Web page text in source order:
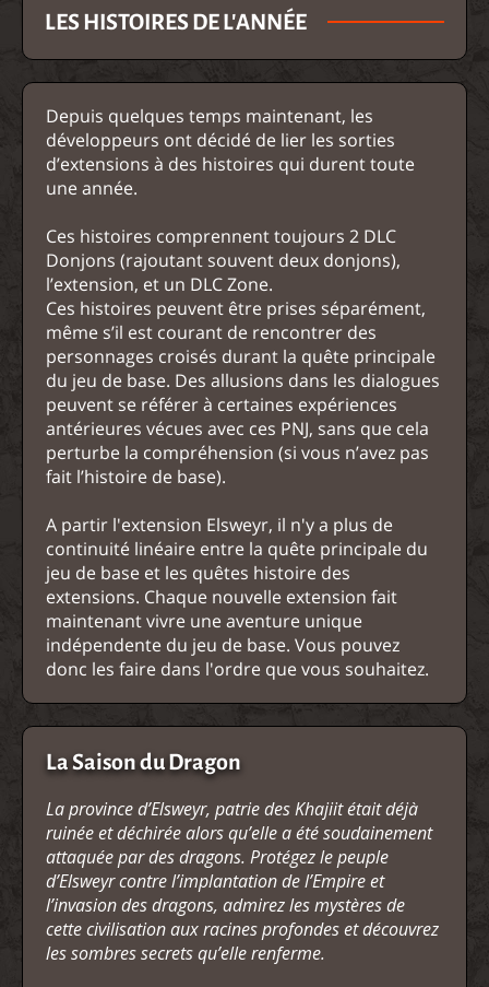
LES HISTOIRES DE L'ANNÉE
Depuis quelques temps maintenant, les
développeurs ont décidé de lier les sorties
d’extensions à des histoires qui durent toute
une année.
Ces histoires comprennent toujours 2 DLC
Donjons (rajoutant souvent deux donjons),
l’extension, et un DLC Zone.
Ces histoires peuvent être prises séparément,
même s’il est courant de rencontrer des
personnages croisés durant la quête principale
du jeu de base. Des allusions dans les dialogues
peuvent se référer à certaines expériences
antérieures vécues avec ces PNJ, sans que cela
perturbe la compréhension (si vous n’avez pas
fait l’histoire de base).
A partir l'extension Elsweyr, il n'y a plus de
continuité linéaire entre la quête principale du
jeu de base et les quêtes histoire des
extensions. Chaque nouvelle extension fait
maintenant vivre une aventure unique
indépendente du jeu de base. Vous pouvez
donc les faire dans l'ordre que vous souhaitez.
La Saison du Dragon
La province d’Elsweyr, patrie des Khajiit était déjà
ruinée et déchirée alors qu’elle a été soudainement
attaquée par des dragons. Protégez le peuple
d’Elsweyr contre l’implantation de l’Empire et
l’invasion des dragons, admirez les mystères de
cette civilisation aux racines profondes et découvrez
les sombres secrets qu’elle renferme.